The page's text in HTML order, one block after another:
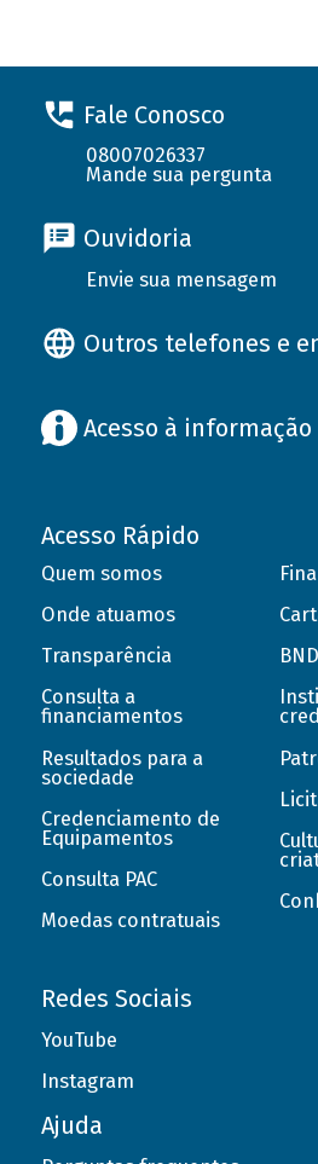
Fale Conosco
08007026337
Mande sua pergunta
Ouvidoria
Envie sua mensagem
Outros telefones e
Acesso à informação
Acesso Rápido
Quem somos
Onde atuamos
Transparência
Consulta a
financiamentos
Resultados para a
sociedade
Credenciamento de
Equipamentos
Consulta PAC
Moedas contratuais
Redes Sociais
YouTube
Instagram
Ajuda